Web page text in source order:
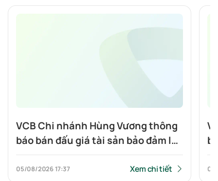
VCB Chi nhánh Hùng Vương thông
báo bán đấu giá tài sản bảo đảm là
Bất Động sản: Quyền sử dụng đất
và tài sản gắn liền với đất tại địa
05/08/2026 17:37 Xem chi tiết